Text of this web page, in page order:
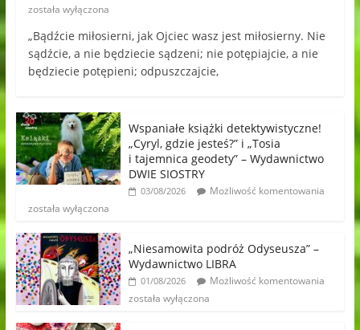
została wyłączona
„Bądźcie miłosierni, jak Ojciec wasz jest miłosierny. Nie
sądźcie, a nie będziecie sądzeni; nie potępiajcie, a nie
będziecie potępieni; odpuszczajcie,
Wspaniałe książki detektywistyczne!
„Cyryl, gdzie jesteś?” i „Tosia
i tajemnica geodety” – Wydawnictwo
DWIE SIOSTRY
03/08/2026
Możliwość komentowania
została wyłączona
„Niesamowita podróż Odyseusza” –
Wydawnictwo LIBRA
01/08/2026
Możliwość komentowania
została wyłączona